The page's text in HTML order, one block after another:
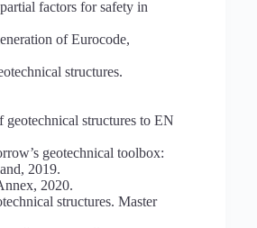
factors for safety in
of Eurocode,
structures.
structures to EN
geotechnical toolbox:
2019.
2020.
structures. Master